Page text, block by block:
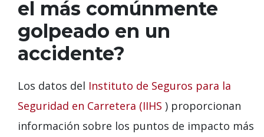
el más comúnmente
golpeado en un
accidente?
Los datos del Instituto de Seguros para la
Seguridad en Carretera (IIHS ) proporcionan
información sobre los puntos de impacto más